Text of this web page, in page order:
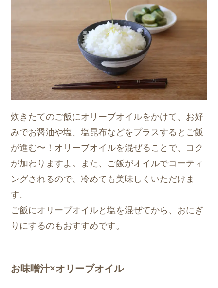
炊きたてのご飯にオリーブオイルをかけて、お好
みでお醤油や塩、塩昆布などをプラスするとご飯
が進む〜！オリーブオイルを混ぜることで、コク
が加わりますよ。また、ご飯がオイルでコーティ
ングされるので、冷めても美味しくいただけま
す。
ご飯にオリーブオイルと塩を混ぜてから、おにぎ
りにするのもおすすめです。
お味噌汁×オリーブオイル